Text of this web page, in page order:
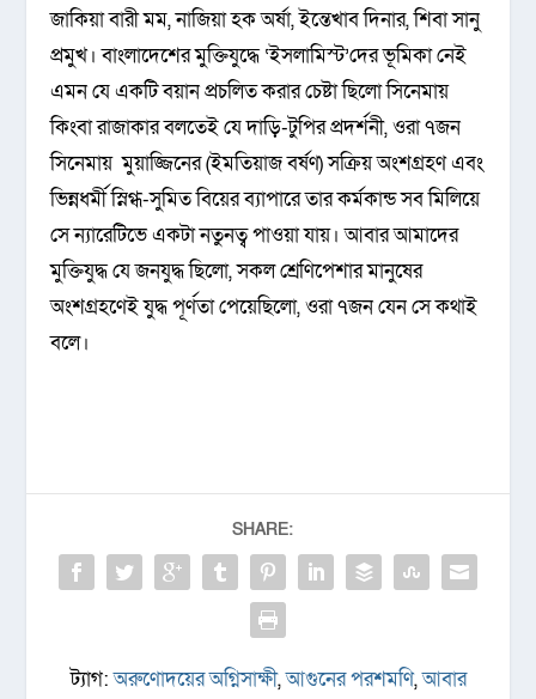
জাকিয়া বারী মম, নাজিয়া হক অর্ষা, ইন্তেখাব দিনার, শিবা সানু
প্রমুখ। বাংলাদেশের মুক্তিযুদ্ধে ‘ইসলামিস্ট’দের ভূমিকা নেই
এমন যে একটি বয়ান প্রচলিত করার চেষ্টা ছিলো সিনেমায়
কিংবা রাজাকার বলতেই যে দাড়ি-টুপির প্রদর্শনী, ওরা ৭জন
সিনেমায় মুয়াজ্জিনের (ইমতিয়াজ বর্ষণ) সক্রিয় অংশগ্রহণ এবং
ভিন্নধর্মী স্নিগ্ধ-সুমিত বিয়ের ব্যাপারে তার কর্মকান্ড সব মিলিয়ে
সে ন্যারেটিভে একটা নতুনত্ব পাওয়া যায়। আবার আমাদের
মুক্তিযুদ্ধ যে জনযুদ্ধ ছিলো, সকল শ্রেণিপেশার মানুষের
অংশগ্রহণেই যুদ্ধ পূর্ণতা পেয়েছিলো, ওরা ৭জন যেন সে কথাই
বলে।
SHARE:
ট্যাগ:অরুণোদয়ের অগ্নিসাক্ষী,আগুনের পরশমণি,আবার